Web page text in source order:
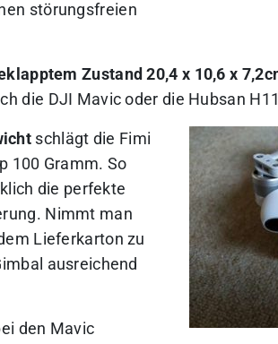
störungsfreien
Zustand 20,4 x 10,6 x
die DJI Mavic oder die Hubsan
schlägt die Fimi
100 Gramm. So
die perfekte
Nimmt man
Lieferkarton zu
ausreichend
den Mavic